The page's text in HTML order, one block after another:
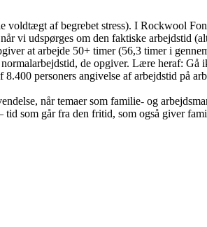
af begrebet stress). I Rockwool
vi udspørges om den faktiske arbejdstid
at arbejde 50+ timer (56,3 timer i
de opgiver. Lære heraf: Gå
personers angivelse af arbejdstid på
når temaer som familie- og
som går fra den fritid, som også giver